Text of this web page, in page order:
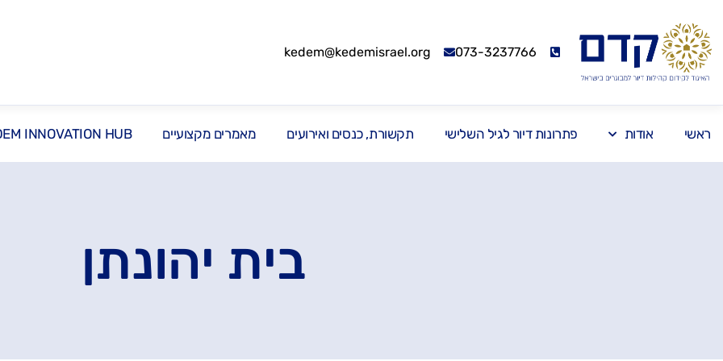
073-3237766
kedem@kedemisrael.org
ראשי אודות פתרונות דיור לגיל השלישי תקשורת, כנסים ואירועים מאמרים מקצועיים INNOVATION HUB
בית יהונתן